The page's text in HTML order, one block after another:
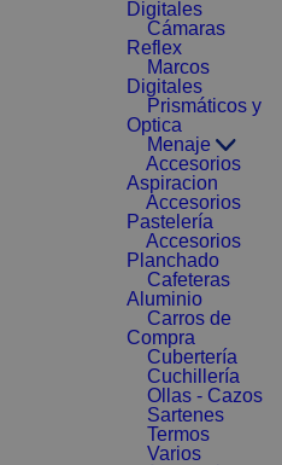
Digitales
Cámaras
Reflex
Marcos
Digitales
Prismáticos y
Optica
Menaje
Accesorios
Aspiracion
Accesorios
Pastelería
Accesorios
Planchado
Cafeteras
Aluminio
Carros de
Compra
Cubertería
Cuchillería
Ollas - Cazos
Sartenes
Termos
Varios